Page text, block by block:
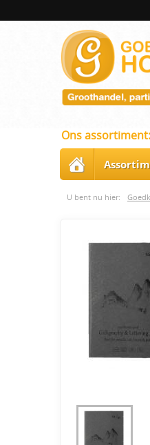
Ons assortiment:
U bent nu hier: